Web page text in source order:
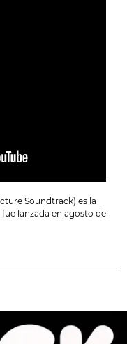
Soundtrack) es la
lanzada en agosto de